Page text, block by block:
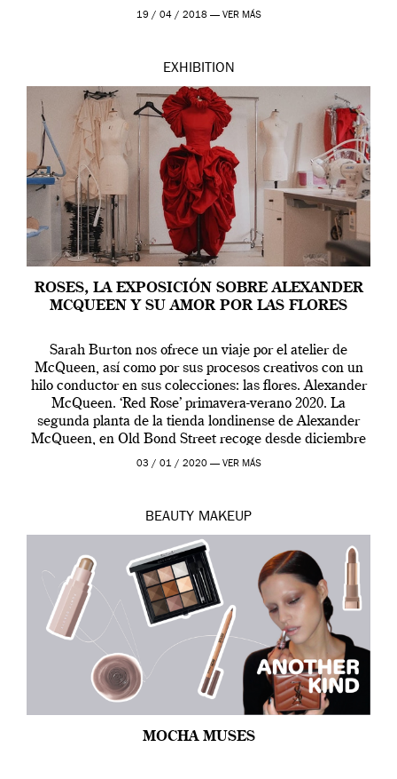
Westwood pasando […]
19 / 04 / 2018 — VER MÁS
EXHIBITION
ROSES, LA EXPOSICIÓN SOBRE ALEXANDER
MCQUEEN Y SU AMOR POR LAS FLORES
Sarah Burton nos ofrece un viaje por el atelier de
McQueen, así como por sus procesos creativos con un
hilo conductor en sus colecciones: las flores. Alexander
McQueen. ‘Red Rose’ primavera-verano 2020. La
segunda planta de la tienda londinense de Alexander
McQueen, en Old Bond Street recoge desde diciembre
de 2019 hasta final de abril […]
03 / 01 / 2020 — VER MÁS
BEAUTY MAKEUP
MOCHA MUSES